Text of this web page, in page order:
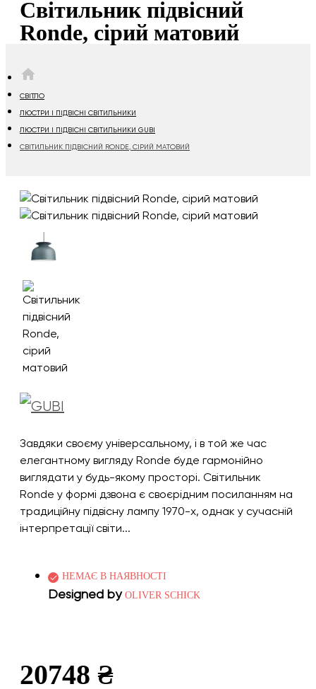
Cвітильник підвісний
Ronde, сірий матовий
СВІТЛО
ЛЮСТРИ І ПІДВІСНІ СВІТИЛЬНИКИ
ЛЮСТРИ І ПІДВІСНІ СВІТИЛЬНИКИ GUBI
CВІТИЛЬНИК ПІДВІСНИЙ RONDE, СІРИЙ МАТОВИЙ
Завдяки своєму універсальному, і в той же час
елегантному вигляду Ronde буде гармонійно
виглядати у будь-якому просторі. Світильник
Ronde у формі дзвона є своєрідним посиланням на
традиційну підвісну лампу 1970-х, однак у сучасній
інтерпретації світи...
НЕМАЄ В НАЯВНОСТІ
Designed by OLIVER SCHICK
20748 ₴